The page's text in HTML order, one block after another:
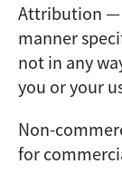
Attribution —
manner
not in any
you or your
Non-
for